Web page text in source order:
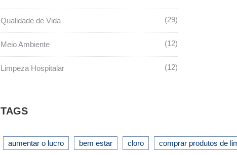
Qualidade de Vida 29
Meio Ambiente 12
Limpeza Hospitalar 12
TAGS
aumentar o lucro bem estar cloro comprar produtos de